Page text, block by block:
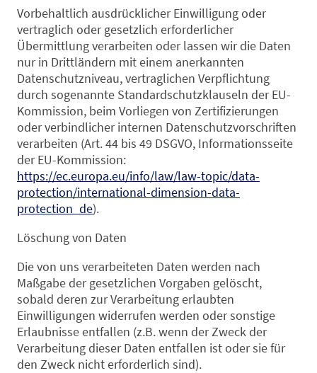
Vorbehaltlich ausdrücklicher Einwilligung oder
vertraglich oder gesetzlich erforderlicher
Übermittlung verarbeiten oder lassen wir die Daten
nur in Drittländern mit einem anerkannten
Datenschutzniveau, vertraglichen Verpflichtung
durch sogenannte Standardschutzklauseln der EU-
Kommission, beim Vorliegen von Zertifizierungen
oder verbindlicher internen Datenschutzvorschriften
verarbeiten (Art. 44 bis 49 DSGVO, Informationsseite
der EU-Kommission:
https://ec.europa.eu/info/law/law-topic/data-
protection/international-dimension-data-
protection_de).
Löschung von Daten
Die von uns verarbeiteten Daten werden nach
Maßgabe der gesetzlichen Vorgaben gelöscht,
sobald deren zur Verarbeitung erlaubten
Einwilligungen widerrufen werden oder sonstige
Erlaubnisse entfallen (z.B. wenn der Zweck der
Verarbeitung dieser Daten entfallen ist oder sie für
den Zweck nicht erforderlich sind).